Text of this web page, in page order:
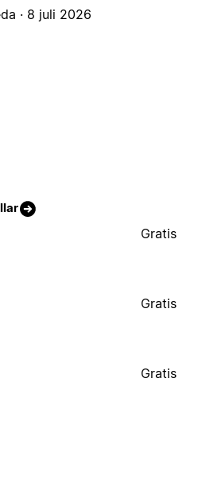
· 8 juli 2026
Gratis
Gratis
Gratis